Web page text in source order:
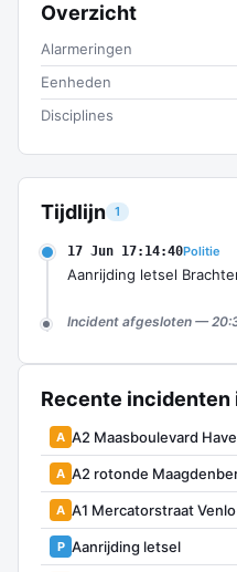
Tijdlijn 1
17 Jun 17:14:40Politie
Aanrijding letsel
Incident afgesloten —
Recente incidenten
A A2 Maasboulevard
A A2 rotonde
A A1 Mercatorstraat
P Aanrijding letsel
Overzicht
Alarmeringen
Eenheden
Disciplines